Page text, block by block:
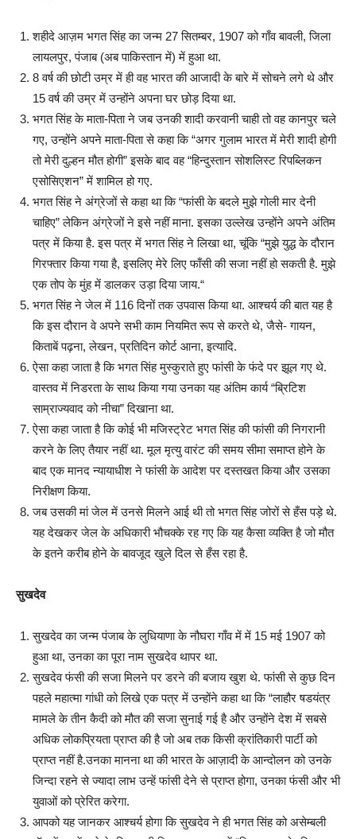
शहीदे आज़म भगत सिंह का जन्म 27 सितम्बर, 1907 को गाँव बावली, जिला
लायलपुर, पंजाब (अब पाकिस्तान में) में हुआ था.
8 वर्ष की छोटी उम्र में ही वह भारत की आजादी के बारे में सोचने लगे थे और
15 वर्ष की उम्र में उन्होंने अपना घर छोड़ दिया था.
भगत सिंह के माता-पिता ने जब उनकी शादी करवानी चाही तो वह कानपुर चले
गए, उन्होंने अपने माता-पिता से कहा कि “अगर गुलाम भारत में मेरी शादी होगी
तो मेरी दुल्हन मौत होगी” इसके बाद वह “हिन्दुस्तान सोशलिस्ट रिपब्लिकन
एसोसिएशन” में शामिल हो गए.
भगत सिंह ने अंग्रेजों से कहा था कि “फांसी के बदले मुझे गोली मार देनी
चाहिए” लेकिन अंग्रेजों ने इसे नहीं माना. इसका उल्लेख उन्होंने अपने अंतिम
पत्र में किया है. इस पत्र में भगत सिंह ने लिखा था, चूंकि “मुझे युद्ध के दौरान
गिरफ्तार किया गया है, इसलिए मेरे लिए फाँसी की सजा नहीं हो सकती है. मुझे
एक तोप के मुंह में डालकर उड़ा दिया जाय.“
भगत सिंह ने जेल में 116 दिनों तक उपवास किया था. आश्चर्य की बात यह है
कि इस दौरान वे अपने सभी काम नियमित रूप से करते थे, जैसे- गायन,
किताबें पढ़ना, लेखन, प्रतिदिन कोर्ट आना, इत्यादि.
ऐसा कहा जाता है कि भगत सिंह मुस्कुराते हुए फांसी के फंदे पर झूल गए थे.
वास्तव में निडरता के साथ किया गया उनका यह अंतिम कार्य “ब्रिटिश
साम्राज्यवाद को नीचा” दिखाना था.
ऐसा कहा जाता है कि कोई भी मजिस्ट्रेट भगत सिंह की फांसी की निगरानी
करने के लिए तैयार नहीं था. मूल मृत्यु वारंट की समय सीमा समाप्त होने के
बाद एक मानद न्यायाधीश ने फांसी के आदेश पर दस्तखत किया और उसका
निरीक्षण किया.
जब उसकी मां जेल में उनसे मिलने आई थी तो भगत सिंह जोरों से हँस पड़े थे.
यह देखकर जेल के अधिकारी भौचक्के रह गए कि यह कैसा व्यक्ति है जो मौत
के इतने करीब होने के बावजूद खुले दिल से हँस रहा है.
सुखदेव
सुखदेव का जन्म पंजाब के लुधियाणा के नौघरा गाँव में में 15 मई 1907 को
हुआ था, उनका का पूरा नाम सुखदेव थापर था.
सुखदेव फंसी की सजा मिलने पर डरने की बजाय खुश थे. फांसी से कुछ दिन
पहले महात्मा गांधी को लिखे एक पत्र में उन्होंने कहा था कि “लाहौर षडयंत्र
मामले के तीन कैदी को मौत की सजा सुनाई गई है और उन्होंने देश में सबसे
अधिक लोकप्रियता प्राप्त की है जो अब तक किसी क्रांतिकारी पार्टी को
प्राप्त नहीं है.उनका मानना था की भारत के आज़ादी के आन्दोलन को उनके
जिन्दा रहने से ज्यादा लाभ उन्हें फांसी देने से प्राप्त होगा, उनका फंसी और भी
युवाओं को प्रेरित करेगा.
आपको यह जानकर आश्चर्य होगा कि सुखदेव ने ही भगत सिंह को असेम्बली